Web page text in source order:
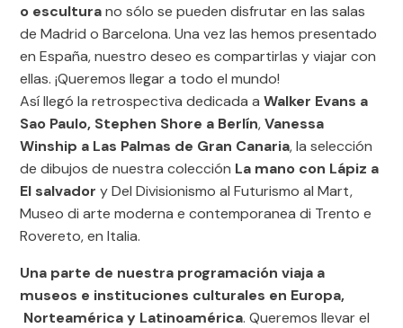
o esculturano sólo se pueden disfrutar en las salas
de Madrid o Barcelona. Una vez las hemos presentado
en España, nuestro deseo es compartirlas y viajar con
ellas. ¡Queremos llegar a todo el mundo!
Así llegó la retrospectiva dedicada aWalker Evans a
Sao Paulo, Stephen Shore a Berlín,Vanessa
Winship a Las Palmas de Gran Canaria, la selección
de dibujos de nuestra colección La mano con Lápiz a
El salvador y Del Divisionismo al Futurismo al Mart,
Museo di arte moderna e contemporanea di Trento e
Rovereto, en Italia.
Una parte de nuestra programación viaja a
museos e instituciones culturales en Europa,
Norteamérica y Latinoamérica. Queremos llevar el